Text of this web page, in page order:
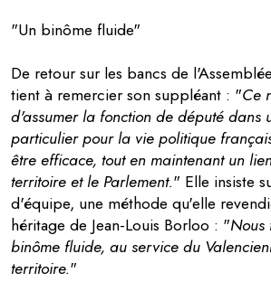
"Un binôme fluide"
De retour sur les bancs de
tient à remercier son suppléant : "Ce
d'assumer la fonction de député dans
particulier pour la vie politique
être efficace, tout en maintenant un
territoire et le Parlement." Elle insiste
d'équipe, une méthode qu'elle
héritage de Jean-Louis Borloo : "Nous
binôme fluide, au service du
territoire."